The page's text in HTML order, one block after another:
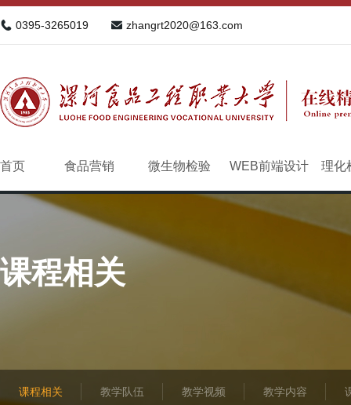
0395-3265019 zhangrt2020@163.com
首页 食品营销 微生物检验 WEB前端设计 理化
课程相关
课程相关 教学队伍 教学视频 教学内容